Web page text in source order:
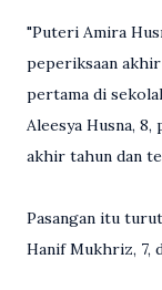
"Puteri Amira
peperiksaan
pertama di
Aleesya Husna,
akhir tahun dan
Pasangan itu
Hanif Mukhriz, 7,